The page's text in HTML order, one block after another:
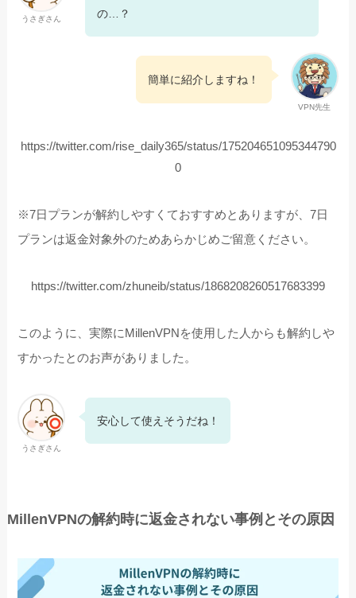
うさぎさん
の…？
VPN先生
簡単に紹介しますね！
https://twitter.com/rise_daily365/status/175204651095344790
0
※7日プランが解約しやすくておすすめとありますが、7日
プランは返金対象外のためあらかじめご留意ください。
https://twitter.com/zhuneib/status/1868208260517683399
このように、実際にMillenVPNを使用した人からも解約しや
すかったとのお声がありました。
うさぎさん
安心して使えそうだね！
MillenVPNの解約時に返金されない事例とその原因